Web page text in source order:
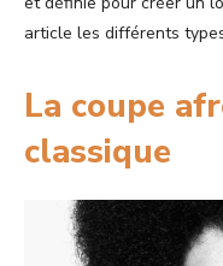
article les différents
La coupe
classique